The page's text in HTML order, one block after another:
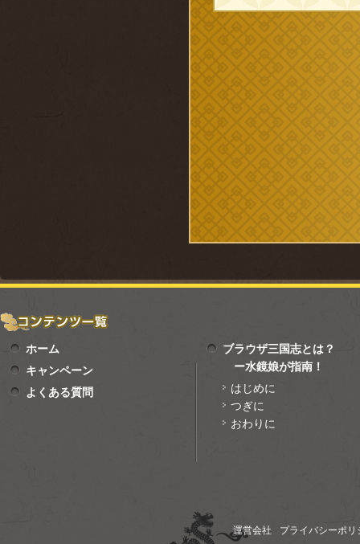
ホーム
キャンペーン
よくある質問
ブラウザ三国志とは？
ー水鏡娘が指南！
はじめに
つぎに
おわりに
運営会社 プライバシーポリ